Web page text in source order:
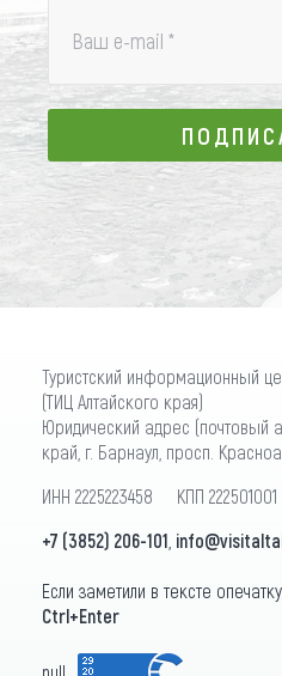
Ваш e-mail *
Туристский информационный
(ТИЦ Алтайского края)
Юридический адрес (почтовый
край, г. Барнаул, просп.
ИНН 2225223458 КПП
+7 (3852) 206-101
Если заметили в тексте
Ctrl+Enter